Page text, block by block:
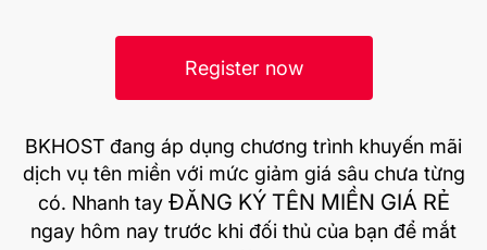
Register now
BKHOST đang áp dụng chương trình khuyến mãi
dịch vụ tên miền với mức giảm giá sâu chưa từng
có. Nhanh tay ĐĂNG KÝ TÊN MIỀN GIÁ RẺ
ngay hôm nay trước khi đối thủ của bạn để mắt